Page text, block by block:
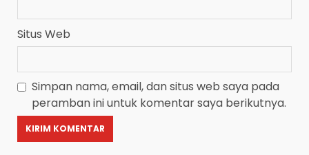
Situs Web
Simpan nama, email, dan situs web saya pada
peramban ini untuk komentar saya berikutnya.